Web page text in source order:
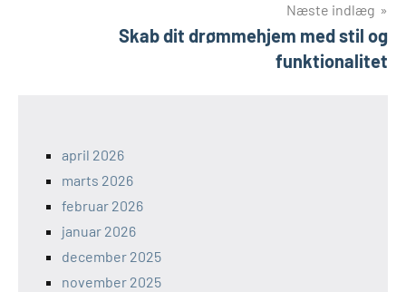
Næste indlæg
Skab dit drømmehjem med stil og
funktionalitet
april 2026
marts 2026
februar 2026
januar 2026
december 2025
november 2025